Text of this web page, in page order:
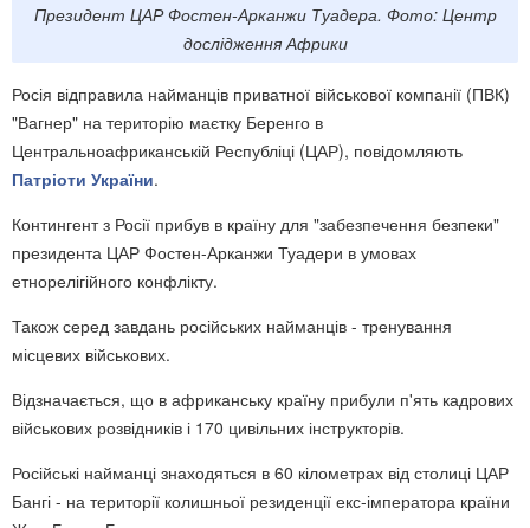
Президент ЦАР Фостен-Арканжи Туадера. Фото: Центр
дослідження Африки
Росія відправила найманців приватної військової компанії (ПВК)
"Вагнер" на територію маєтку Беренго в
Центральноафриканській Республіці (ЦАР), повідомляють
Патріоти України.
Контингент з Росії прибув в країну для "забезпечення безпеки"
президента ЦАР Фостен-Арканжи Туадери в умовах
етнорелігійного конфлікту.
Також серед завдань російських найманців - тренування
місцевих військових.
Відзначається, що в африканську країну прибули п'ять кадрових
військових розвідників і 170 цивільних інструкторів.
Російські найманці знаходяться в 60 кілометрах від столиці ЦАР
Бангі - на території колишньої резиденції екс-імператора країни